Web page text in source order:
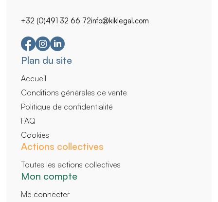
+32 (0)491 32 66 72info@kiklegal.com
Navigation
secondaire
Plan du site
Accueil
Conditions générales de vente
Politique de confidentialité
FAQ
Cookies
Actions collectives
Toutes les actions collectives
Mon compte
Me connecter